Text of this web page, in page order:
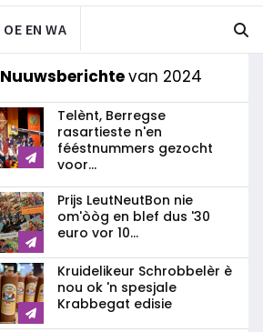
OE EN WA
Nuuwsberichtevan 2024
Telènt, Berregse
rasartieste n'en
fééstnummers gezocht
voor...
Prijs LeutNeutBon nie
om'òòg en blef dus '30
euro vor 10...
Kruidelikeur Schrobbelèr è
nou ok 'n spesjale
Krabbegat edisie